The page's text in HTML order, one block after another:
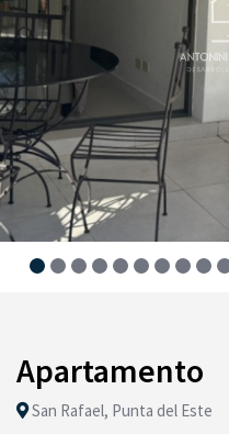
Apartamento
San Rafael, Punta del Este